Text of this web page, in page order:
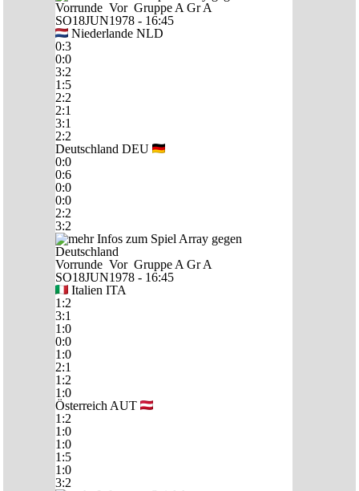
Vorrunde Vor Gruppe A Gr A
SO18JUN1978 - 16:45
Niederlande NLD
0:3
0:0
3:2
1:5
2:2
2:1
3:1
2:2
Deutschland DEU
0:0
0:6
0:0
0:0
2:2
3:2
Vorrunde Vor Gruppe A Gr A
SO18JUN1978 - 16:45
Italien ITA
1:2
3:1
1:0
0:0
1:0
2:1
1:2
1:0
Österreich AUT
1:2
1:0
1:0
1:5
1:0
3:2